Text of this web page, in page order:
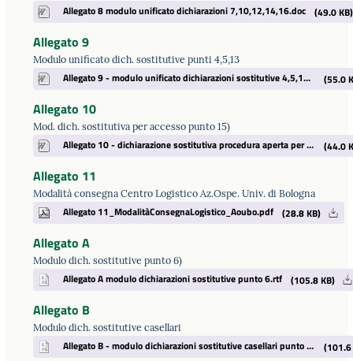
Allegato 8 modulo unificato dichiarazioni 7,10,12,14,16.doc (49.0 KB)
Allegato 9
Modulo unificato dich. sostitutive punti 4,5,13
Allegato 9 - modulo unificato dichiarazioni sostitutive 4,5,13.doc (55.0
Allegato 10
Mod. dich. sostitutiva per accesso punto 15)
Allegato 10 - dichiarazione sostitutiva procedura aperta per accesso punto 15.doc (44.0
Allegato 11
Modalità consegna Centro Logistico Az.Ospe. Univ. di Bologna
Allegato 11_ModalitàConsegnaLogistico_Aoubo.pdf (28.8 KB)
Allegato A
Modulo dich. sostitutive punto 6)
Allegato A modulo dichiarazioni sostitutive punto 6.rtf (105.8 KB)
Allegato B
Modulo dich. sostitutive casellari
Allegato B - modulo dichiarazioni sostitutive casellari punto 6.rtf (101.6